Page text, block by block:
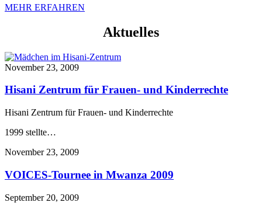
MEHR ERFAHREN
Aktuelles
November 23, 2009
Hisani Zentrum für Frauen- und Kinderrechte
Hisani Zentrum für Frauen- und Kinderrechte
1999 stellte…
November 23, 2009
VOICES-Tournee in Mwanza 2009
September 20, 2009